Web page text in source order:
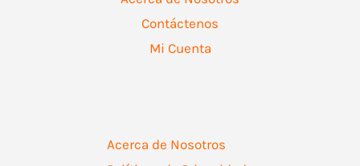
Contáctenos
Mi Cuenta
Acerca de Nosotros